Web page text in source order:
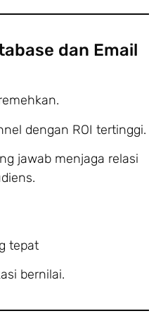
dan Email
dengan ROI tertinggi.
jawab menjaga relasi
tepat
bernilai.